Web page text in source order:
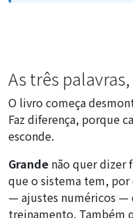
As três
O livro começa
Faz diferença, porque
esconde.
Grande não quer dizer
que o sistema tem,
— ajustes numéricos —
treinamento. Também